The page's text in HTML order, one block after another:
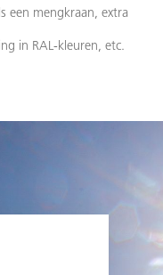
een mengkraan, extra
in RAL-kleuren, etc.